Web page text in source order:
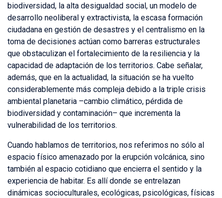
biodiversidad, la alta desigualdad social, un modelo de
desarrollo neoliberal y extractivista, la escasa formación
ciudadana en gestión de desastres y el centralismo en la
toma de decisiones actúan como barreras estructurales
que obstaculizan el fortalecimiento de la resiliencia y la
capacidad de adaptación de los territorios. Cabe señalar,
además, que en la actualidad, la situación se ha vuelto
considerablemente más compleja debido a la triple crisis
ambiental planetaria –cambio climático, pérdida de
biodiversidad y contaminación– que incrementa la
vulnerabilidad de los territorios.
Cuando hablamos de territorios, nos referimos no sólo al
espacio físico amenazado por la erupción volcánica, sino
también al espacio cotidiano que encierra el sentido y la
experiencia de habitar. Es allí donde se entrelazan
dinámicas socioculturales, ecológicas, psicológicas, físicas